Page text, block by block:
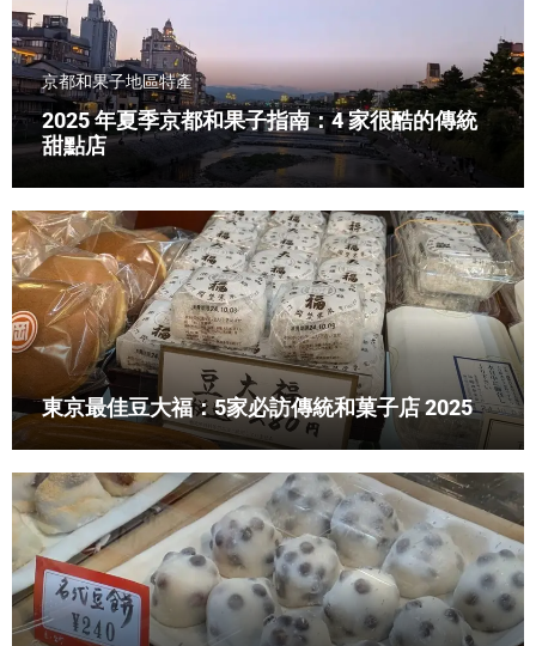
京都和果子地區特產
2025 年夏季京都和果子指南：4 家很酷的傳統
甜點店
東京最佳豆大福：5家必訪傳統和菓子店 2025